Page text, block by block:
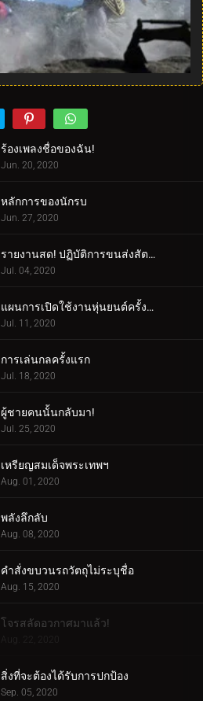
ร้องเพลงชื่อของฉัน!
Jun. 20, 2020
หลักการของนักรบ
Jun. 27, 2020
รายงานสด! ปฏิบัติการขนส่งสัตว์ประหลาด
Jul. 04, 2020
แผนการเปิดใช้งานหุ่นยนต์ครั้งที่สอง
Jul. 11, 2020
การเล่นกลครั้งแรก
Jul. 18, 2020
ผู้ชายคนนั้นกลับมา!
Jul. 25, 2020
เหรียญสมเด็จพระเทพฯ
Aug. 01, 2020
พลังลึกลับ
Aug. 08, 2020
คำสั่งขบวนรถวัตถุไม่ระบุชื่อ
Aug. 15, 2020
โจรสลัดอวกาศมาแล้ว!
Aug. 22, 2020
สิ่งที่จะต้องได้รับการปกป้อง
Sep. 05, 2020